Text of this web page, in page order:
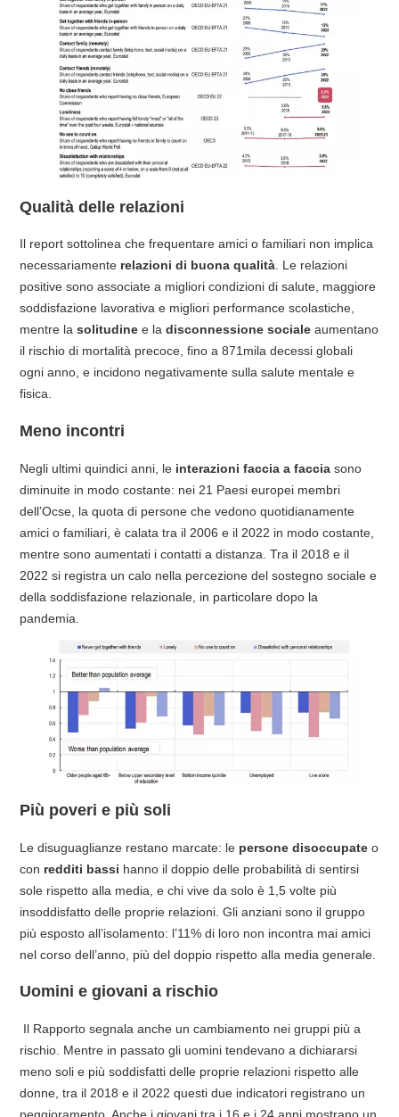
Qualità delle relazioni
Il report sottolinea che frequentare amici o familiari non implica
necessariamente relazioni di buona qualità. Le relazioni
positive sono associate a migliori condizioni di salute, maggiore
soddisfazione lavorativa e migliori performance scolastiche,
mentre la solitudine e la disconnessione sociale aumentano
il rischio di mortalità precoce, fino a 871mila decessi globali
ogni anno, e incidono negativamente sulla salute mentale e
fisica.
Meno incontri
Negli ultimi quindici anni, le interazioni faccia a faccia sono
diminuite in modo costante: nei 21 Paesi europei membri
dell’Ocse, la quota di persone che vedono quotidianamente
amici o familiari, è calata tra il 2006 e il 2022 in modo costante,
mentre sono aumentati i contatti a distanza. Tra il 2018 e il
2022 si registra un calo nella percezione del sostegno sociale e
della soddisfazione relazionale, in particolare dopo la
pandemia.
Più poveri e più soli
Le disuguaglianze restano marcate: le persone disoccupate o
con redditi bassi hanno il doppio delle probabilità di sentirsi
sole rispetto alla media, e chi vive da solo è 1,5 volte più
insoddisfatto delle proprie relazioni. Gli anziani sono il gruppo
più esposto all’isolamento: l’11% di loro non incontra mai amici
nel corso dell’anno, più del doppio rispetto alla media generale.
Uomini e giovani a rischio
Il Rapporto segnala anche un cambiamento nei gruppi più a
rischio. Mentre in passato gli uomini tendevano a dichiararsi
meno soli e più soddisfatti delle proprie relazioni rispetto alle
donne, tra il 2018 e il 2022 questi due indicatori registrano un